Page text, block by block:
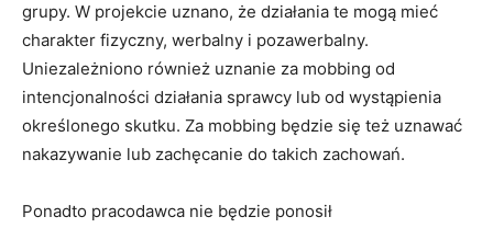
grupy. W projekcie uznano, że działania te mogą mieć
charakter fizyczny, werbalny i pozawerbalny.
Uniezależniono również uznanie za mobbing od
intencjonalności działania sprawcy lub od wystąpienia
określonego skutku. Za mobbing będzie się też uznawać
nakazywanie lub zachęcanie do takich zachowań.
Ponadto pracodawca nie będzie ponosił